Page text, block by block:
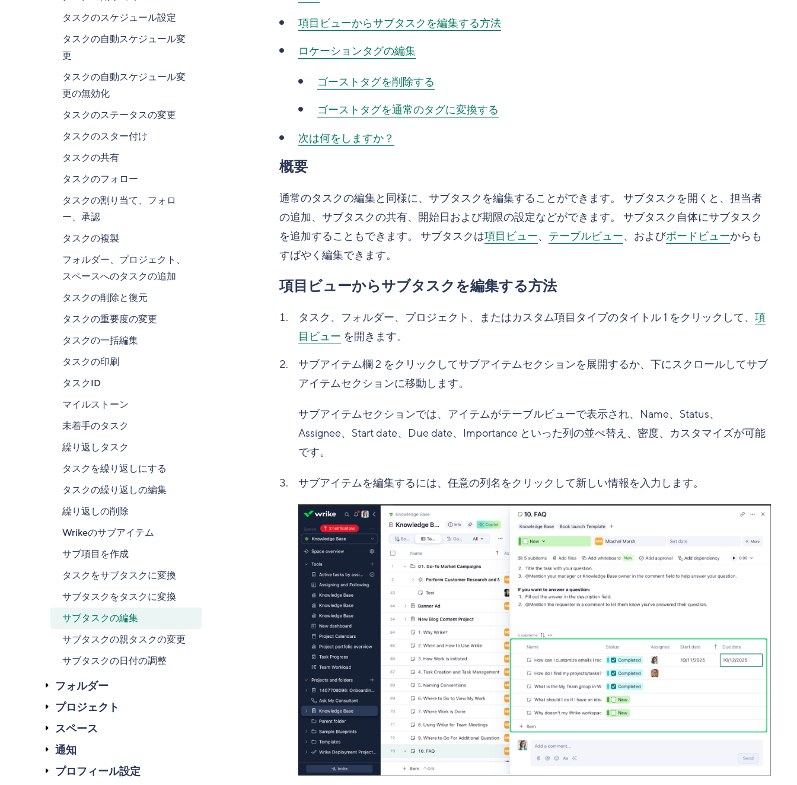
タスクのスケジュール設定
タスクの自動スケジュール変
更
タスクの自動スケジュール変
更の無効化
タスクのステータスの変更
タスクのスター付け
タスクの共有
タスクのフォロー
タスクの割り当て、フォロ
ー、承認
タスクの複製
フォルダー、プロジェクト、
スペースへのタスクの追加
タスクの削除と復元
タスクの重要度の変更
タスクの一括編集
タスクの印刷
タスクID
マイルストーン
未着手のタスク
繰り返しタスク
タスクを繰り返しにする
タスクの繰り返しの編集
繰り返しの削除
Wrikeのサブアイテム
サブ項目を作成
タスクをサブタスクに変換
サブタスクをタスクに変換
サブタスクの編集
サブタスクの親タスクの変更
サブタスクの日付の調整
フォルダー
プロジェクト
スペース
通知
プロフィール設定
項目ビューからサブタスクを編集する方法
ロケーションタグの編集
ゴーストタグを削除する
ゴーストタグを通常のタグに変換する
次は何をしますか？
概要
通常のタスクの編集と同様に、サブタスクを編集することができます。 サブタスクを開くと、担当者
の追加、サブタスクの共有、開始日および期限の設定などができます。 サブタスク自体にサブタスク
を追加することもできます。 サブタスクは項目ビュー、 テーブルビュー、およびボードビューからも
すばやく編集できます。
項目ビューからサブタスクを編集する方法
タスク、フォルダー、プロジェクト、またはカスタム項目タイプのタイトル1 をクリックして、 項
目ビュー を開きます。
サブアイテム欄2 をクリックしてサブアイテムセクションを展開するか、下にスクロールしてサブ
アイテムセクションに移動します。
サブアイテムセクションでは、アイテムがテーブルビューで表示され、Name、Status、
Assignee、Start date、Due date、Importance といった列の並べ替え、密度、カスタマイズが可能
です。
サブアイテムを編集するには、任意の列名をクリックして新しい情報を入力します。